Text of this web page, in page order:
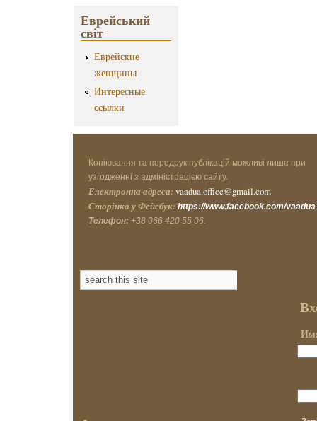
Еврейський
світ
Еврейские
женщины
Интересные
ссылки
Копіювання та передрук публікацій можливі лише при
узгодженні з адміністрацією сайту.
Електронна адреса: vaadua.office@gmail.com
Сторінка у Фейсбук: https://www.facebook.com/vaadua
Телефон: +38 066 420 55 06.